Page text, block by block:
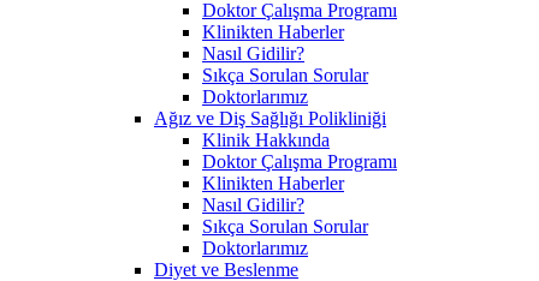
Doktor Çalışma Programı
Klinikten Haberler
Nasıl Gidilir?
Sıkça Sorulan Sorular
Doktorlarımız
Ağız ve Diş Sağlığı Polikliniği
Klinik Hakkında
Doktor Çalışma Programı
Klinikten Haberler
Nasıl Gidilir?
Sıkça Sorulan Sorular
Doktorlarımız
Diyet ve Beslenme